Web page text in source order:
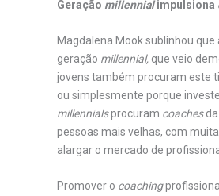
Geração millennialimpulsiona
Magdalena Mook sublinhou
geração millennial, que veio
jovens também procuram este
ou simplesmente porque
millennialsprocuram coachesda
pessoas mais velhas, com
alargar o mercado de
Promover o coaching